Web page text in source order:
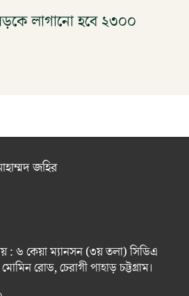
সড়কে লাগানো হবে ২৩০০
জহির
: ৬ কেয়া ম্যানসন (৩য় তলা) সিডিএ
রোড, চেরাগী পাহাড় চট্টগ্রাম।